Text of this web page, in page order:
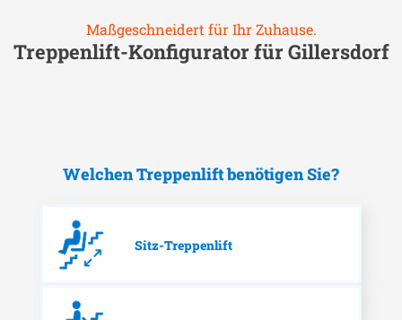
Maßgeschneidert für Ihr Zuhause.
Treppenlift-Konfigurator fürGillersdorf
Welchen Treppenlift benötigen Sie?
Sitz-Treppenlift